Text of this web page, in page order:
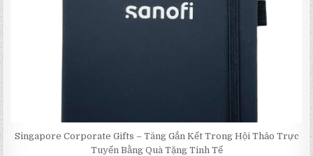
Singapore Corporate Gifts – Tăng Gắn Kết Trong Hội Thảo Trực
Tuyến Bằng Quà Tặng Tinh Tế